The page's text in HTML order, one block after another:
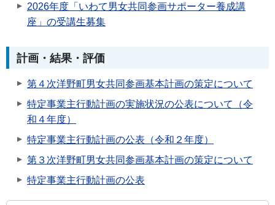
2026年度「いわて男女共同参画サポーター養成講
座」の受講生募集
計画・結果・評価
第４次洋野町男女共同参画基本計画の策定について
特定事業主行動計画の実施状況の公表について（令
和４年度）
特定事業主行動計画の公表（令和２年度）
第３次洋野町男女共同参画基本計画の策定について
特定事業主行動計画の公表